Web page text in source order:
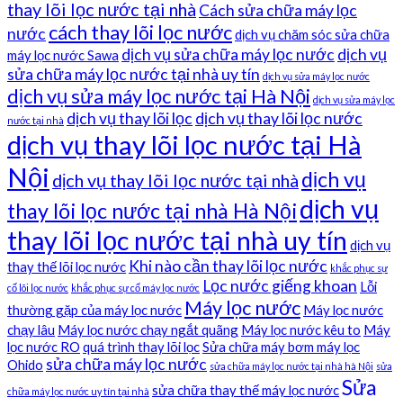
thay lõi lọc nước tại nhà Cách sửa chữa máy lọc
nước cách thay lõi lọc nướcdịch vụ chăm sóc sửa chữa
máy lọc nước Sawa dịch vụ sửa chữa máy lọc nước dịch vụ
sửa chữa máy lọc nước tại nhà uy tín dịch vụ sửa máy lọc nước
dịch vụ sửa máy lọc nước tại Hà Nội dịch vụ sửa máy lọc
nước tại nhà dịch vụ thay lõi lọc dịch vụ thay lõi lọc nước
dịch vụ thay lõi lọc nước tại Hà
Nội dịch vụ thay lõi lọc nước tại nhà dịch vụ
thay lõi lọc nước tại nhà Hà Nộidịch vụ
thay lõi lọc nước tại nhà uy tín dịch vụ
thay thế lõi lọc nước Khi nào cần thay lõi lọc nước khắc phục sự
cố lõi lọc nước khắc phục sự cố máy lọc nước Lọc nước giếng khoan Lỗi
thường gặp của máy lọc nước Máy lọc nước Máy lọc nước
chạy lâu Máy lọc nước chạy ngắt quãng Máy lọc nước kêu to Máy
lọc nước RO quá trình thay lõi lọcSửa chữa máy bơm máy lọc
Ohido sửa chữa máy lọc nước sửa chữa máy lọc nước tại nhà hà Nội sửa
chữa máy lọc nước uy tín tại nhà sửa chữa thay thế máy lọc nướcSửa